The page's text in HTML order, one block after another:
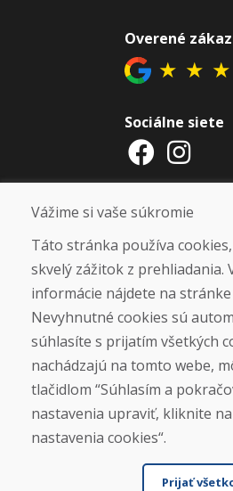
Overené
★ ★ ★
Sociálne siete
Otváracie
UKONČENÁ.
PRIAZEŇ A
OD 14. 9. 2026.
Nájsť na
Vážime si vaše súkromie
Táto stránka používa
skvelý zážitok z prehliadania.
informácie nájdete na stránke
Nevyhnutné cookies sú
súhlasíte s prijatím všetkých
nachádzajú na tomto webe,
tlačidlom “Súhlasím a
nastavenia upraviť, kliknite
nastavenia cookies“.
Prijať